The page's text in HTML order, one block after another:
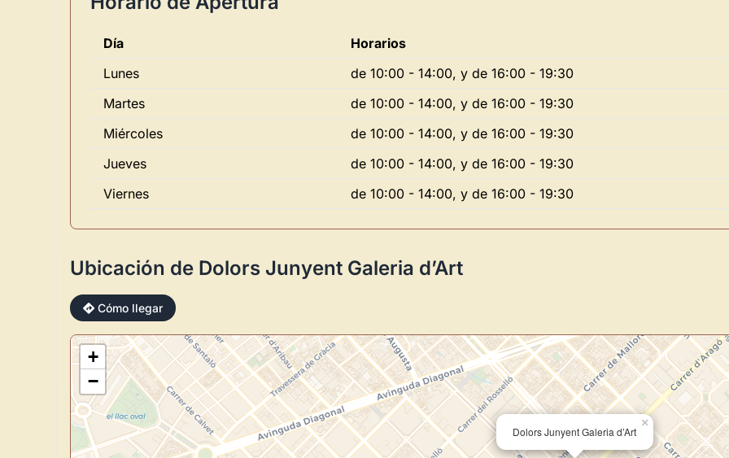
Día
Horarios
Lunes
de 10:00 - 14:00, y de 16:00 - 19:30
Martes
de 10:00 - 14:00, y de 16:00 - 19:30
Miércoles
de 10:00 - 14:00, y de 16:00 - 19:30
Jueves
de 10:00 - 14:00, y de 16:00 - 19:30
Viernes
de 10:00 - 14:00, y de 16:00 - 19:30
Ubicación de Dolors Junyent Galeria d’Art
Cómo llegar
Dolors Junyent Galeria d’Art
×
+
−
Novedad: Tu Panel
Directorio de Arteestrena su
centro de control para gestionar
Sigue las visitas de tus obras
Crear cuenta y abrir mi Panel